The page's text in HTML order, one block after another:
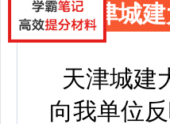
天津城
天津城建
向我单位反